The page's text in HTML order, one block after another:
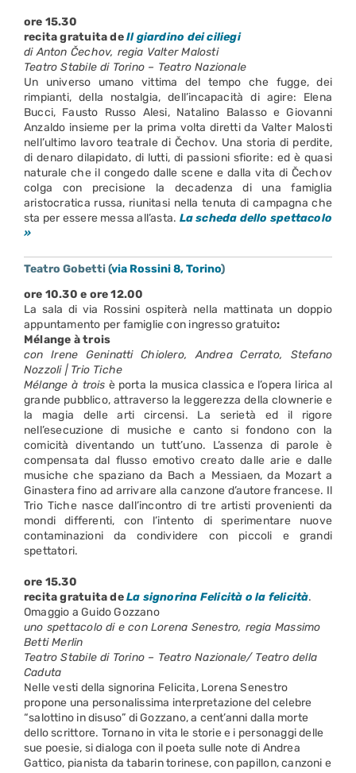
ore 15.30
recita gratuita deIl giardino dei ciliegi
di Anton Čechov, regia Valter Malosti
Teatro Stabile di Torino – Teatro Nazionale
Un universo umano vittima del tempo che fugge, dei
rimpianti, della nostalgia, dell’incapacità di agire: Elena
Bucci, Fausto Russo Alesi, Natalino Balasso e Giovanni
Anzaldo insieme per la prima volta diretti da Valter Malosti
nell’ultimo lavoro teatrale di Čechov. Una storia di perdite,
di denaro dilapidato, di lutti, di passioni sfiorite: ed è quasi
naturale che il congedo dalle scene e dalla vita di Čechov
colga con precisione la decadenza di una famiglia
aristocratica russa, riunitasi nella tenuta di campagna che
sta per essere messa all’asta. La scheda dello spettacolo
»
Teatro Gobetti (via Rossini 8, Torino)
ore 10.30 e ore 12.00
La sala di via Rossini ospiterà nella mattinata un doppio
appuntamento per famiglie con ingresso gratuito:
Mélange à trois
con Irene Geninatti Chiolero, Andrea Cerrato, Stefano
Nozzoli | Trio Tiche
Mélange à trois è porta la musica classica e l’opera lirica al
grande pubblico, attraverso la leggerezza della clownerie e
la magia delle arti circensi. La serietà ed il rigore
nell’esecuzione di musiche e canto si fondono con la
comicità diventando un tutt’uno. L’assenza di parole è
compensata dal flusso emotivo creato dalle arie e dalle
musiche che spaziano da Bach a Messiaen, da Mozart a
Ginastera fino ad arrivare alla canzone d’autore francese. Il
Trio Tiche nasce dall’incontro di tre artisti provenienti da
mondi differenti, con l’intento di sperimentare nuove
contaminazioni da condividere con piccoli e grandi
spettatori.
ore 15.30
recita gratuita deLa signorina Felicità o la felicità.
Omaggio a Guido Gozzano
uno spettacolo di e con Lorena Senestro, regia Massimo
Betti Merlin
Teatro Stabile di Torino – Teatro Nazionale/ Teatro della
Caduta
Nelle vesti della signorina Felicita, Lorena Senestro
propone una personalissima interpretazione del celebre
“salottino in disuso” di Gozzano, a cent’anni dalla morte
dello scrittore. Tornano in vita le storie e i personaggi delle
sue poesie, si dialoga con il poeta sulle note di Andrea
Gattico, pianista da tabarin torinese, con papillon, canzoni e